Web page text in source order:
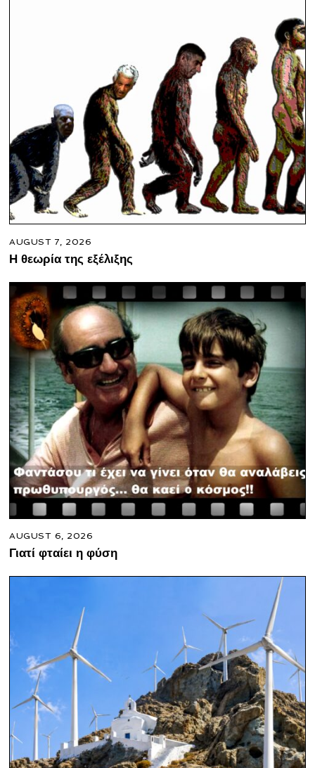
AUGUST 7, 2026
Η θεωρία της εξέλιξης
AUGUST 6, 2026
Γιατί φταίει η φύση